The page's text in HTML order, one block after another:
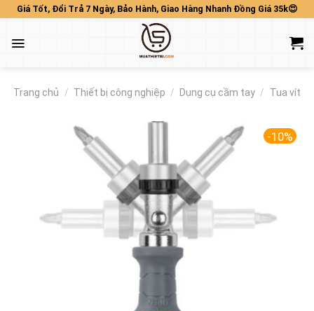
Skip
content
Giá Tốt, Đổi Trả 7 Ngày, Bảo Hành, Giao Hàng Nhanh Đồng Giá 35k😍
Trang chủ / Thiết bị công nghiệp / Dụng cụ cầm tay / Tua vít
-10%